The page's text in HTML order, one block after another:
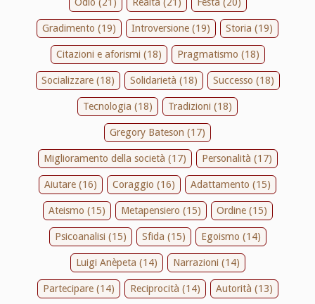
Gradimento (19) Introversione (19) Storia (19)
Citazioni e aforismi (18) Pragmatismo (18)
Socializzare (18) Solidarietà (18) Successo (18)
Tecnologia (18) Tradizioni (18)
Gregory Bateson (17)
Miglioramento della società (17) Personalità (17)
Aiutare (16) Coraggio (16) Adattamento (15)
Ateismo (15) Metapensiero (15) Ordine (15)
Psicoanalisi (15) Sfida (15) Egoismo (14)
Luigi Anèpeta (14) Narrazioni (14)
Partecipare (14) Reciprocità (14) Autorità (13)